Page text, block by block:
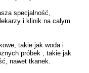
specjalność,
i klinik na całym
takie jak woda i
próbek , takie jak
nawet tkanek.